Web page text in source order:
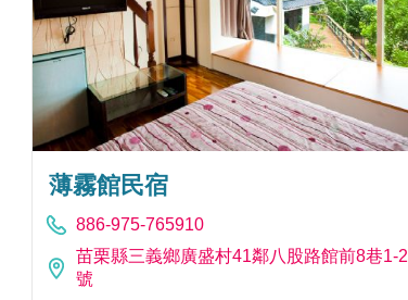
薄霧館民宿
886-975-765910
苗栗縣三義鄉廣盛村41鄰八股路館前8巷1-2
號